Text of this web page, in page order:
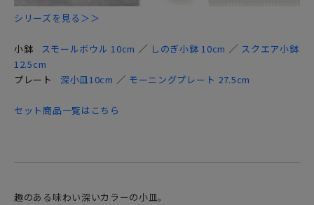
シリーズを見る＞＞
小鉢 スモールボウル 10cm ／ しのぎ小鉢 10cm ／ スクエア小鉢
12.5cm
プレート
深小皿10cm ／ モーニングプレート 27.5cm
セット商品一覧はこちら
趣のある味わい深いカラーの小皿。